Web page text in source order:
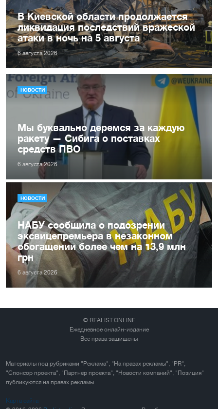
В Киевской области продолжается
ликвидация последствий вражеской
атаки в ночь на 5 августа
6 августа 2026
НОВОСТИ
Мы буквально деремся за каждую
ракету — Сибига о поставках
средств ПВО
6 августа 2026
НОВОСТИ
НАБУ сообщила о подозрении
эксвицепремьера в незаконном
обогащении более чем на 13,9 млн
грн
6 августа 2026
© REALIST.ONLINE
Ежедневное онлайн-издание
Все права защищены
Материалы под рубриками "Реклама", "На правах рекламы", "PR",
"Спонсор проекта", "Партнер проекта", "Новости компаний", "Позиция"
публикуются на правах рекламы
Карта сайта